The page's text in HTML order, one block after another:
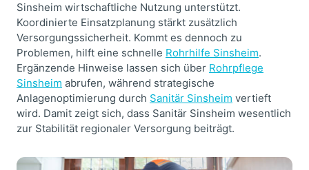
Sinsheim wirtschaftliche Nutzung unterstützt.
Koordinierte Einsatzplanung stärkt zusätzlich
Versorgungssicherheit. Kommt es dennoch zu
Problemen, hilft eine schnelle Rohrhilfe Sinsheim.
Ergänzende Hinweise lassen sich über Rohrpflege
Sinsheim abrufen, während strategische
Anlagenoptimierung durch Sanitär Sinsheim vertieft
wird. Damit zeigt sich, dass Sanitär Sinsheim wesentlich
zur Stabilität regionaler Versorgung beiträgt.